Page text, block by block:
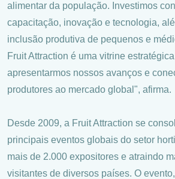
alimentar da população. Investimos
capacitação, inovação e tecnologia,
inclusão produtiva de pequenos e
Fruit Attraction é uma vitrine
apresentarmos nossos avanços e
produtores ao mercado global", afirma.
Desde 2009, a Fruit Attraction se
principais eventos globais do setor
mais de 2.000 expositores e atraindo
visitantes de diversos países. O